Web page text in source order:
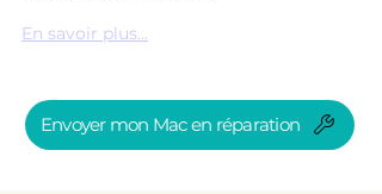
En savoir plus...
Envoyer mon Mac en réparation